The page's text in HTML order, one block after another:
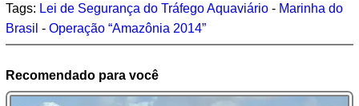
Tags: Lei de Segurança do Tráfego Aquaviário - Marinha do
Brasil - Operação “Amazônia 2014”
Recomendado para você